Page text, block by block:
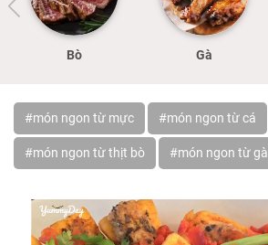
Bò Gà
#món ngon từ mực #món ngon từ cá
#món ngon từ thịt bò #món ngon từ gà